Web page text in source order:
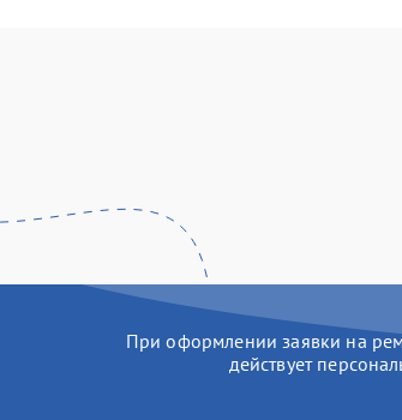
При оформлении заявки на
действует